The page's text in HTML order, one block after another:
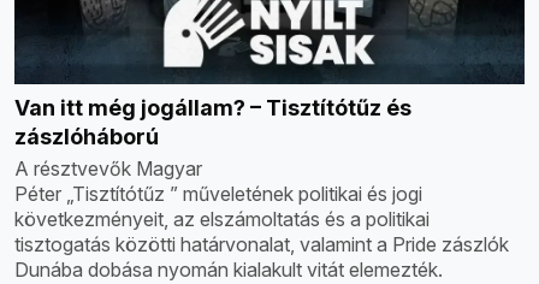
Van itt még jogállam? – Tisztítótűz és
zászlóháború
A résztvevők Magyar
Péter „Tisztítótűz ” műveletének politikai és jogi
következményeit, az elszámoltatás és a politikai
tisztogatás közötti határvonalat, valamint a Pride zászlók
Dunába dobása nyomán kialakult vitát elemezték.